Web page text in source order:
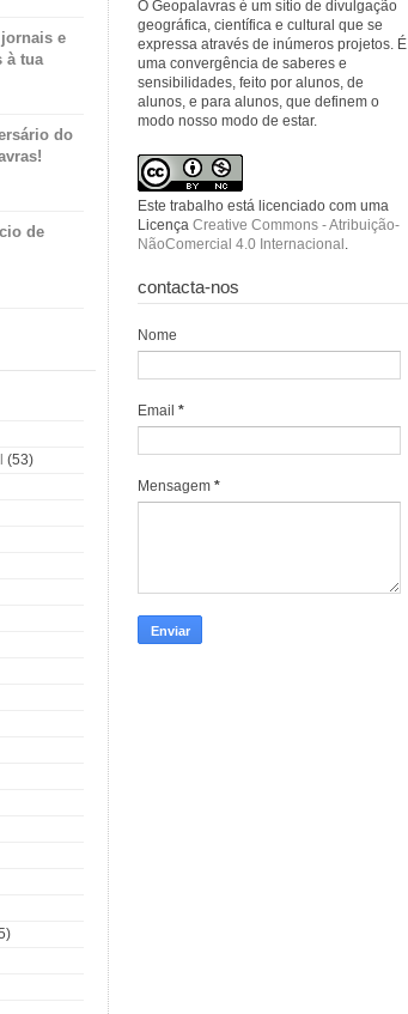
e
à tua
do
de
(53)
O Geopalavras é um sítio de divulgação
geográfica, científica e cultural que se
expressa através de inúmeros projetos. É
uma convergência de saberes e
sensibilidades, feito por alunos, de
alunos, e para alunos, que definem o
modo nosso modo de estar.
Este trabalho está licenciado com uma
Licença Creative Commons - Atribuição-
NãoComercial 4.0 Internacional .
contacta-nos
Nome
Email *
Mensagem *